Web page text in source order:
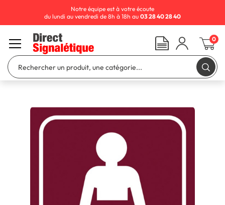
Notre équipe est à votre écoute
du lundi au vendredi de 8h à 18h au 03 28 40 28 40
0